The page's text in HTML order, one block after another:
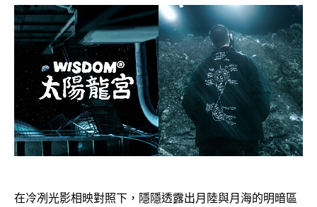
在冷冽光影相映對照下，隱隱透露出月陸與月海的明暗區